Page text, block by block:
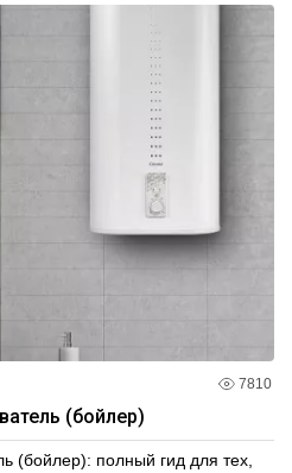
технологий и
мы гарантируем высокую
нашей продукции. Наша
готова предоставить
и помочь выбрать
вашей системы. Покупая
вы получаете надежное и
которое значительно
управления.
7810
(бойлер)
(бойлер): полный гид для тех,